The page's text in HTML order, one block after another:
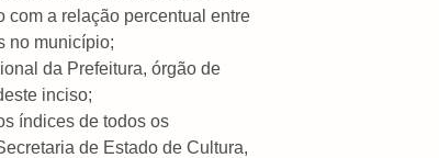
com a relação percentual entre
no município;
da Prefeitura, órgão de
inciso;
índices de todos os
de Estado de Cultura,